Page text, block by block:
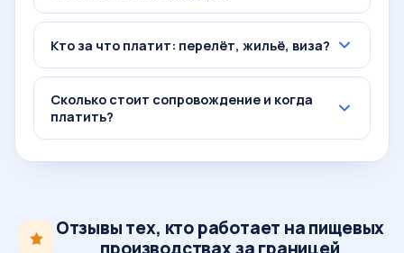
Кто за что платит: перелёт, жильё, виза?
Сколько стоит сопровождение и когда
платить?
Отзывы тех, кто работает на пищевых